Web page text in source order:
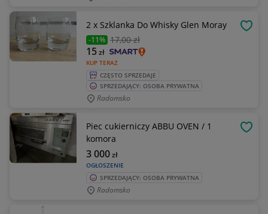
2 x Szklanka Do Whisky Glen Moray
-11% 17,00 zł
KUP TERAZ
15zł
CZĘSTO SPRZEDAJE
SPRZEDAJĄCY: OSOBA PRYWATNA
Radomsko
Piec cukierniczy ABBU OVEN / 1
komora
OGŁOSZENIE
3 000zł
SPRZEDAJĄCY: OSOBA PRYWATNA
Radomsko